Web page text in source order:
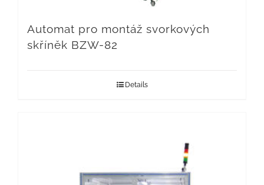
Automat pro montáž svorkových
skříněk BZW-82
Details